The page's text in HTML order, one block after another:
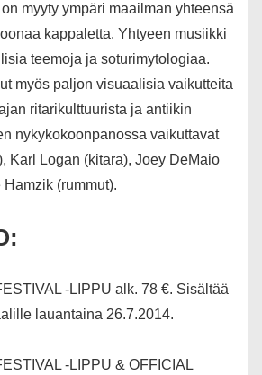
myyty ympäri maailman yhteensä
kappaletta. Yhtyeen musiikki
teemoja ja soturimytologiaa.
myös paljon visuaalisia vaikutteita
ritarikulttuurista ja antiikin
nykykokoonpanossa vaikuttavat
Karl Logan (kitara), Joey DeMaio
(rummut).
-LIPPU alk. 78 €. Sisältää
lauantaina 26.7.2014.
-LIPPU & OFFICIAL